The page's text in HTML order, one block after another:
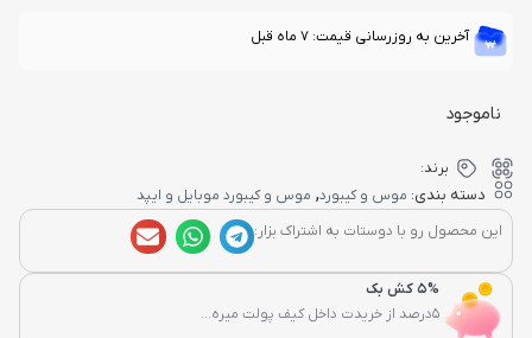
آخرین به روزرسانی قیمت: 7 ماه قبل
ناموجود
برند:
دسته بندی: موس و کیبورد, موس و کیبورد موبایل و ایپد
این محصول رو با دوستات به اشتراک بزار:
5% کش بک
5درصد از خریدت داخل کیف پولت میره...